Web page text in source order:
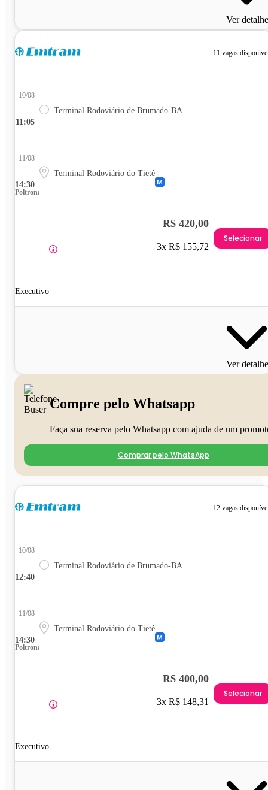
Ver
11 vagas
11:05
10/08
Terminal Rodoviário de Brumado-BA
14:30
11/08
Terminal Rodoviário do Tietê
Poltrona
Executivo
R$ 420,00
3x R$ 155,72
Selecionar
Ver
Compre pelo Whatsapp
Faça sua reserva pelo Whatsapp com ajuda de um
Comprar pelo WhatsApp
12 vagas
12:40
10/08
Terminal Rodoviário de Brumado-BA
14:30
11/08
Terminal Rodoviário do Tietê
Poltrona
Executivo
R$ 400,00
3x R$ 148,31
Selecionar